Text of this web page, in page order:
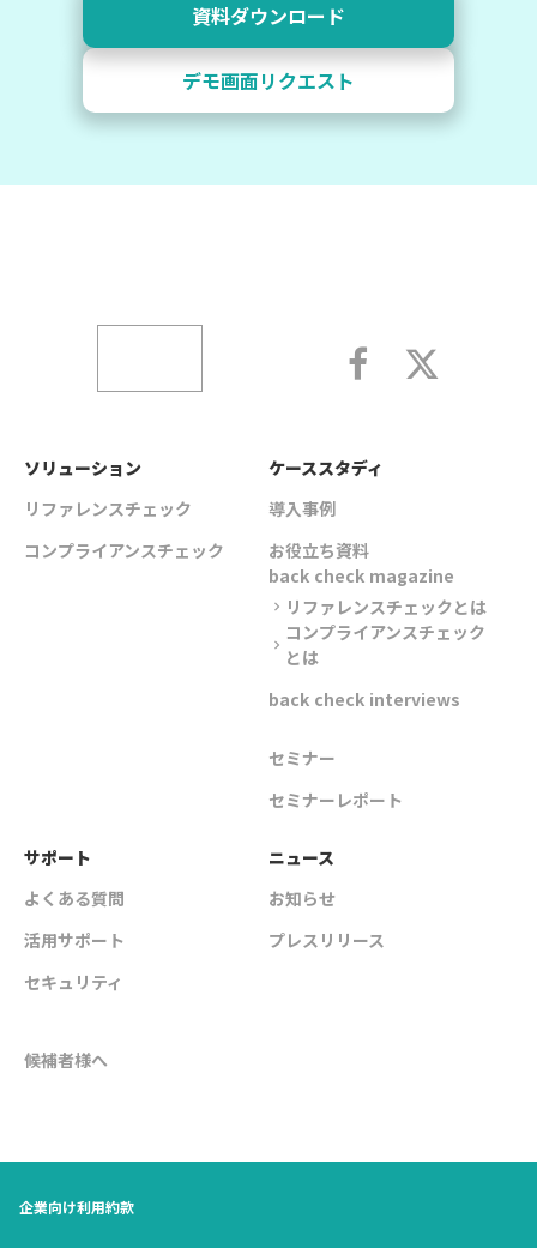
デモ画面リクエスト
資料ダウンロード
ソリューション
リファレンスチェック
コンプライアンスチェック
ケーススタディ
導入事例
お役立ち資料
back check magazine
chevron_right リファレンスチェックとは
chevron_right
コンプライアンスチェック
とは
back check interviews
セミナー
セミナーレポート
サポート
よくある質問
活用サポート
セキュリティ
ニュース
お知らせ
プレスリリース
候補者様へ
企業向け利用約款